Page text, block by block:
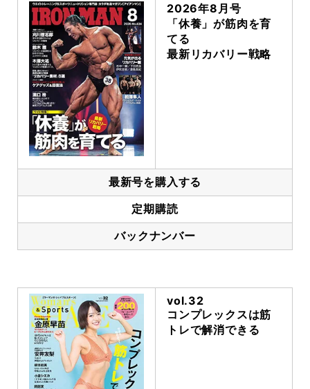
2026年8月号
「休養」が筋肉を育
てる
最新リカバリー戦略
最新号を購入する
定期購読
バックナンバー
vol.32
コンプレックスは筋
トレで解消できる